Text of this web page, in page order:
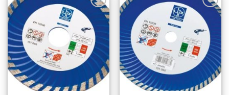
Dodaj
listu
želja
Dodaj
na
listu
želja